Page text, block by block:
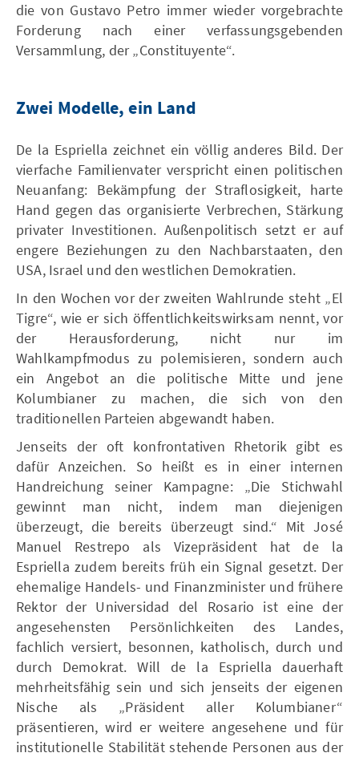
die von Gustavo Petro immer wieder vorgebrachte
Forderung nach einer verfassungsgebenden
Versammlung, der „Constituyente“.
Zwei Modelle, ein Land
De la Espriella zeichnet ein völlig anderes Bild. Der
vierfache Familienvater verspricht einen politischen
Neuanfang: Bekämpfung der Straflosigkeit, harte
Hand gegen das organisierte Verbrechen, Stärkung
privater Investitionen. Außenpolitisch setzt er auf
engere Beziehungen zu den Nachbarstaaten, den
USA, Israel und den westlichen Demokratien.
In den Wochen vor der zweiten Wahlrunde steht „El
Tigre“, wie er sich öffentlichkeitswirksam nennt, vor
der Herausforderung, nicht nur im
Wahlkampfmodus zu polemisieren, sondern auch
ein Angebot an die politische Mitte und jene
Kolumbianer zu machen, die sich von den
traditionellen Parteien abgewandt haben.
Jenseits der oft konfrontativen Rhetorik gibt es
dafür Anzeichen. So heißt es in einer internen
Handreichung seiner Kampagne: „Die Stichwahl
gewinnt man nicht, indem man diejenigen
überzeugt, die bereits überzeugt sind.“ Mit José
Manuel Restrepo als Vizepräsident hat de la
Espriella zudem bereits früh ein Signal gesetzt. Der
ehemalige Handels- und Finanzminister und frühere
Rektor der Universidad del Rosario ist eine der
angesehensten Persönlichkeiten des Landes,
fachlich versiert, besonnen, katholisch, durch und
durch Demokrat. Will de la Espriella dauerhaft
mehrheitsfähig sein und sich jenseits der eigenen
Nische als „Präsident aller Kolumbianer“
präsentieren, wird er weitere angesehene und für
institutionelle Stabilität stehende Personen aus der